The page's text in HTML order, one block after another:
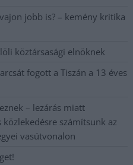
jobb is? – kemény kritika
köztársasági elnöknek
fogott a Tiszán a 13 éves
– lezárás miatt
számítsunk az
vasútvonalon